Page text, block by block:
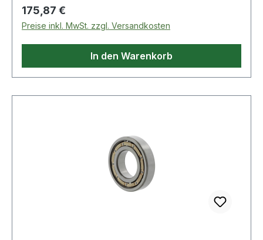
Regulärer Preis:
175,87 €
Preise inkl. MwSt. zzgl. Versandkosten
In den Warenkorb